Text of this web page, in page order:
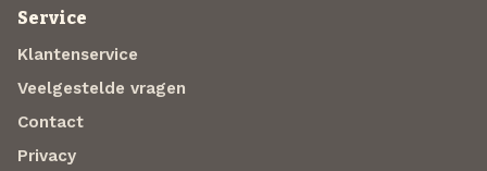
Service
Klantenservice
Veelgestelde vragen
Contact
Privacy